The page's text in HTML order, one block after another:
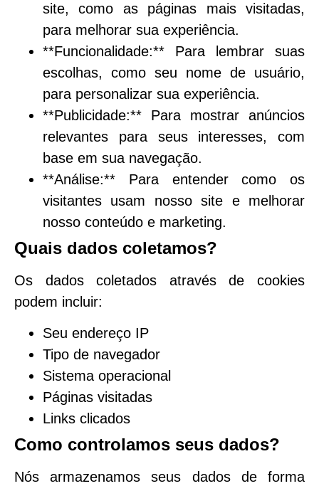
site, como as páginas mais visitadas,
para melhorar sua experiência.
**Funcionalidade:** Para lembrar suas
escolhas, como seu nome de usuário,
para personalizar sua experiência.
**Publicidade:** Para mostrar anúncios
relevantes para seus interesses, com
base em sua navegação.
**Análise:** Para entender como os
visitantes usam nosso site e melhorar
nosso conteúdo e marketing.
Quais dados coletamos?
Os dados coletados através de cookies
podem incluir:
Seu endereço IP
Tipo de navegador
Sistema operacional
Páginas visitadas
Links clicados
Como controlamos seus dados?
Nós armazenamos seus dados de forma